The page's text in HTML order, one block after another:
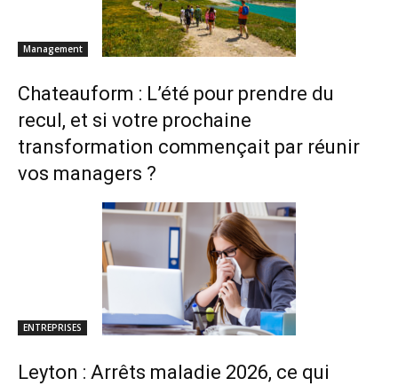
Management
Chateauform : L’été pour prendre du
recul, et si votre prochaine
transformation commençait par réunir
vos managers ?
ENTREPRISES
Leyton : Arrêts maladie 2026, ce qui